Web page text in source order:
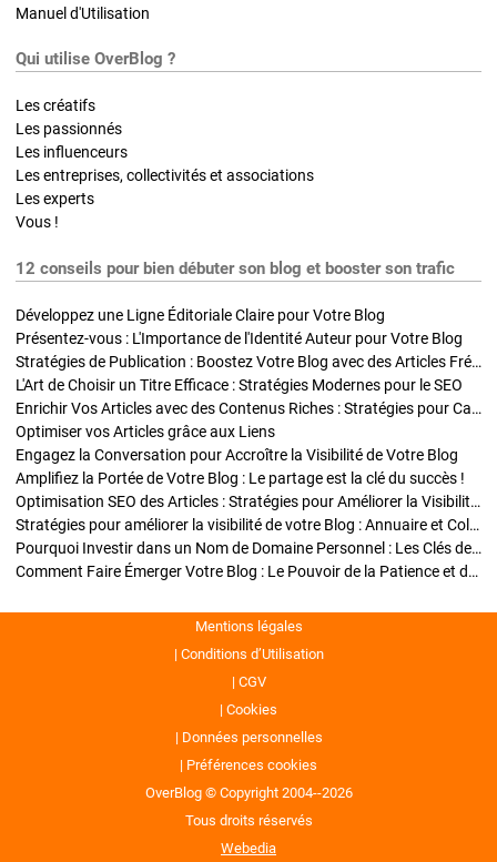
Manuel d'Utilisation
Qui utilise OverBlog ?
Les créatifs
Les passionnés
Les influenceurs
Les entreprises, collectivités et associations
Les experts
Vous !
12 conseils pour bien débuter son blog et booster son trafic
Développez une Ligne Éditoriale Claire pour Votre Blog
Présentez-vous : L'Importance de l'Identité Auteur pour Votre Blog
Stratégies de Publication : Boostez Votre Blog avec des Articles Fréquents et Exclusifs
L'Art de Choisir un Titre Efficace : Stratégies Modernes pour le SEO
Enrichir Vos Articles avec des Contenus Riches : Stratégies pour Captiver et Optimiser
Optimiser vos Articles grâce aux Liens
Engagez la Conversation pour Accroître la Visibilité de Votre Blog
Amplifiez la Portée de Votre Blog : Le partage est la clé du succès !
Optimisation SEO des Articles : Stratégies pour Améliorer la Visibilité de Votre Blog
Stratégies pour améliorer la visibilité de votre Blog : Annuaire et Collaborations
Pourquoi Investir dans un Nom de Domaine Personnel : Les Clés de la Réussite de Votre Blog
Comment Faire Émerger Votre Blog : Le Pouvoir de la Patience et de la Persévérance
Mentions légales
Conditions d’Utilisation
CGV
Cookies
Données personnelles
Préférences cookies
OverBlog © Copyright 2004--2026
Tous droits réservés
Webedia